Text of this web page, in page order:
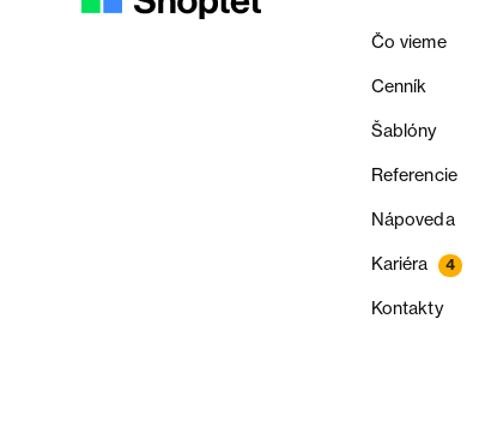
Čo vieme
Cenník
Šablóny
Referencie
Nápoveda
Kariéra 4
Kontakty